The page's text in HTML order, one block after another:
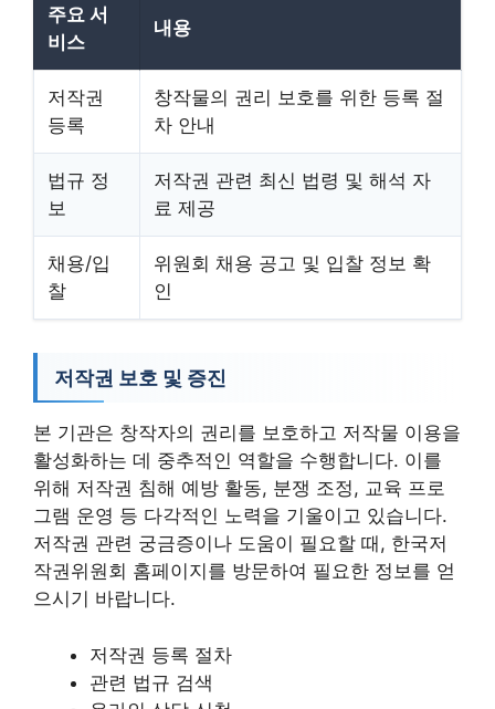
주요 서
비스
내용
저작권
등록
창작물의 권리 보호를 위한 등록 절
차 안내
법규 정
보
저작권 관련 최신 법령 및 해석 자
료 제공
채용/입
찰
위원회 채용 공고 및 입찰 정보 확
인
저작권 보호 및 증진
본 기관은 창작자의 권리를 보호하고 저작물 이용을
활성화하는 데 중추적인 역할을 수행합니다. 이를
위해 저작권 침해 예방 활동, 분쟁 조정, 교육 프로
그램 운영 등 다각적인 노력을 기울이고 있습니다.
저작권 관련 궁금증이나 도움이 필요할 때, 한국저
작권위원회 홈페이지를 방문하여 필요한 정보를 얻
으시기 바랍니다.
저작권 등록 절차
관련 법규 검색